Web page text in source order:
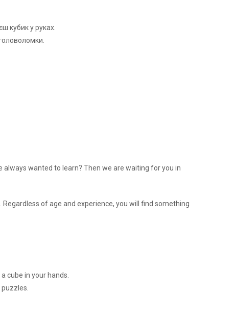
кубик у руках.
always wanted to learn? Then we are waiting for you in
of age and experience, you will find something
cube in your hands.